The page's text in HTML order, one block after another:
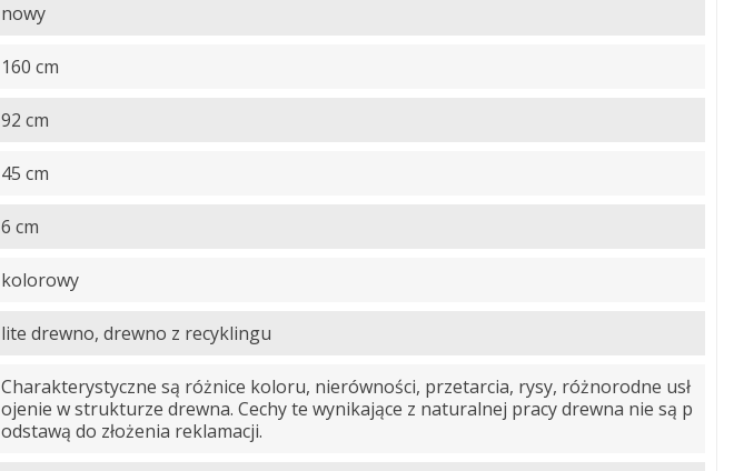
nowy
160 cm
92 cm
45 cm
6 cm
kolorowy
lite drewno, drewno z recyklingu
Charakterystyczne są różnice koloru, nierówności, przetarcia, rysy, różnorodne usł
ojenie w strukturze drewna. Cechy te wynikające z naturalnej pracy drewna nie są p
odstawą do złożenia reklamacji.